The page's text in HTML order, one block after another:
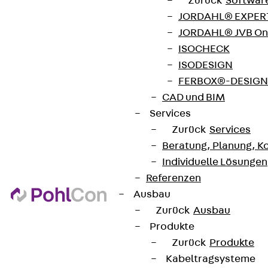
JORDAHL®
JORDAHL® JVB
ISOCHECK
ISODESIGN
FERBOX®-
CAD und BIM
Services
Zurück Services
Beratung, Planung,
Individuelle Lösungen
Referenzen
Ausbau
Zurück Ausbau
Produkte
Zurück Produkte
Kabeltragsysteme